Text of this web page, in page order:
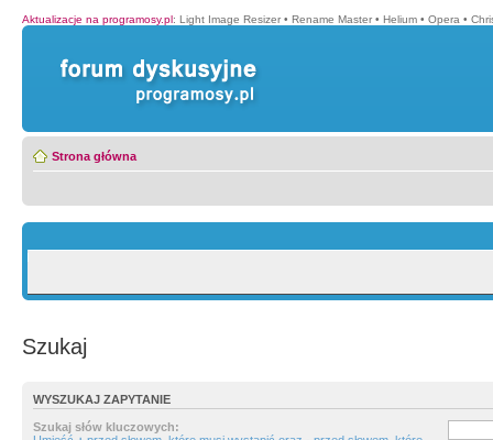
Aktualizacje na programosy.pl: Light Image Resizer • Rename Master • Helium • Opera •
Strona główna
Szukaj
WYSZUKAJ ZAPYTANIE
Szukaj słów kluczowych: